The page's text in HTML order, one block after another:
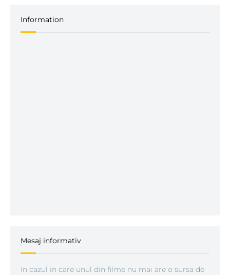
Information
Mesaj informativ
In cazul in care unul din filme nu mai are o sursa de